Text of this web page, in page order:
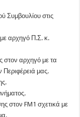
Συμβουλίου στις
αρχηγό Π.Σ. κ.
αρχηγό με τα
Περιφέρειά μας.
στον FM1 σχετικά με